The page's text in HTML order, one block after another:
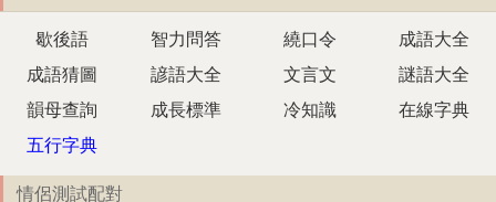
歇後語 智力問答 繞口令
成語大全
成語猜圖
諺語大全 文言文
謎語大全
韻母查詢
成長標準 冷知識
在線字典
五行字典
情侶測試配對